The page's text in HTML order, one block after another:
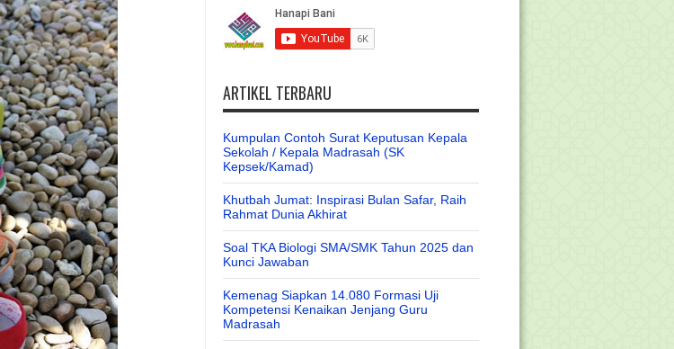
ARTIKEL TERBARU
Kumpulan Contoh Surat Keputusan Kepala
Sekolah / Kepala Madrasah (SK
Kepsek/Kamad)
Khutbah Jumat: Inspirasi Bulan Safar, Raih
Rahmat Dunia Akhirat
Soal TKA Biologi SMA/SMK Tahun 2025 dan
Kunci Jawaban
Kemenag Siapkan 14.080 Formasi Uji
Kompetensi Kenaikan Jenjang Guru
Madrasah